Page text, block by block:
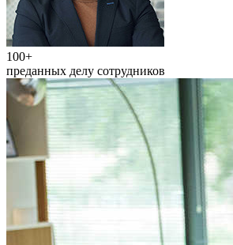
100+
преданных делу сотрудников